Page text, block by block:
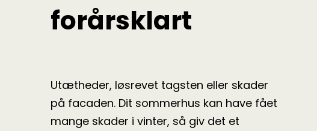
forårsklart
Utætheder, løsrevet tagsten eller skader
på facaden. Dit sommerhus kan have fået
mange skader i vinter, så giv det et